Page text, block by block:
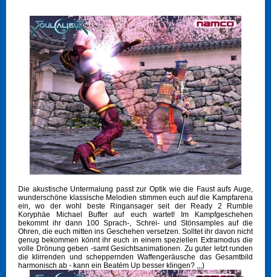
Die akustische Untermalung passt zur Optik wie die Faust aufs Auge,
wunderschöne klassische Melodien stimmen euch auf die Kampfarena
ein, wo der wohl beste Ringansager seit der Ready 2 Rumble
Koryphäe Michael Buffer auf euch wartet! Im Kampfgeschehen
bekommt ihr dann 100 Sprach-, Schrei- und Stönsamples auf die
Ohren, die euch mitten ins Geschehen versetzen. Solltet ihr davon nicht
genug bekommen könnt ihr euch in einem speziellen Extramodus die
volle Drönung geben -samt Gesichtsanimationen. Zu guter letzt runden
die klirrenden und scheppernden Waffengeräusche das Gesamtbild
harmonisch ab - kann ein Beatém Up besser klingen? ,,,)